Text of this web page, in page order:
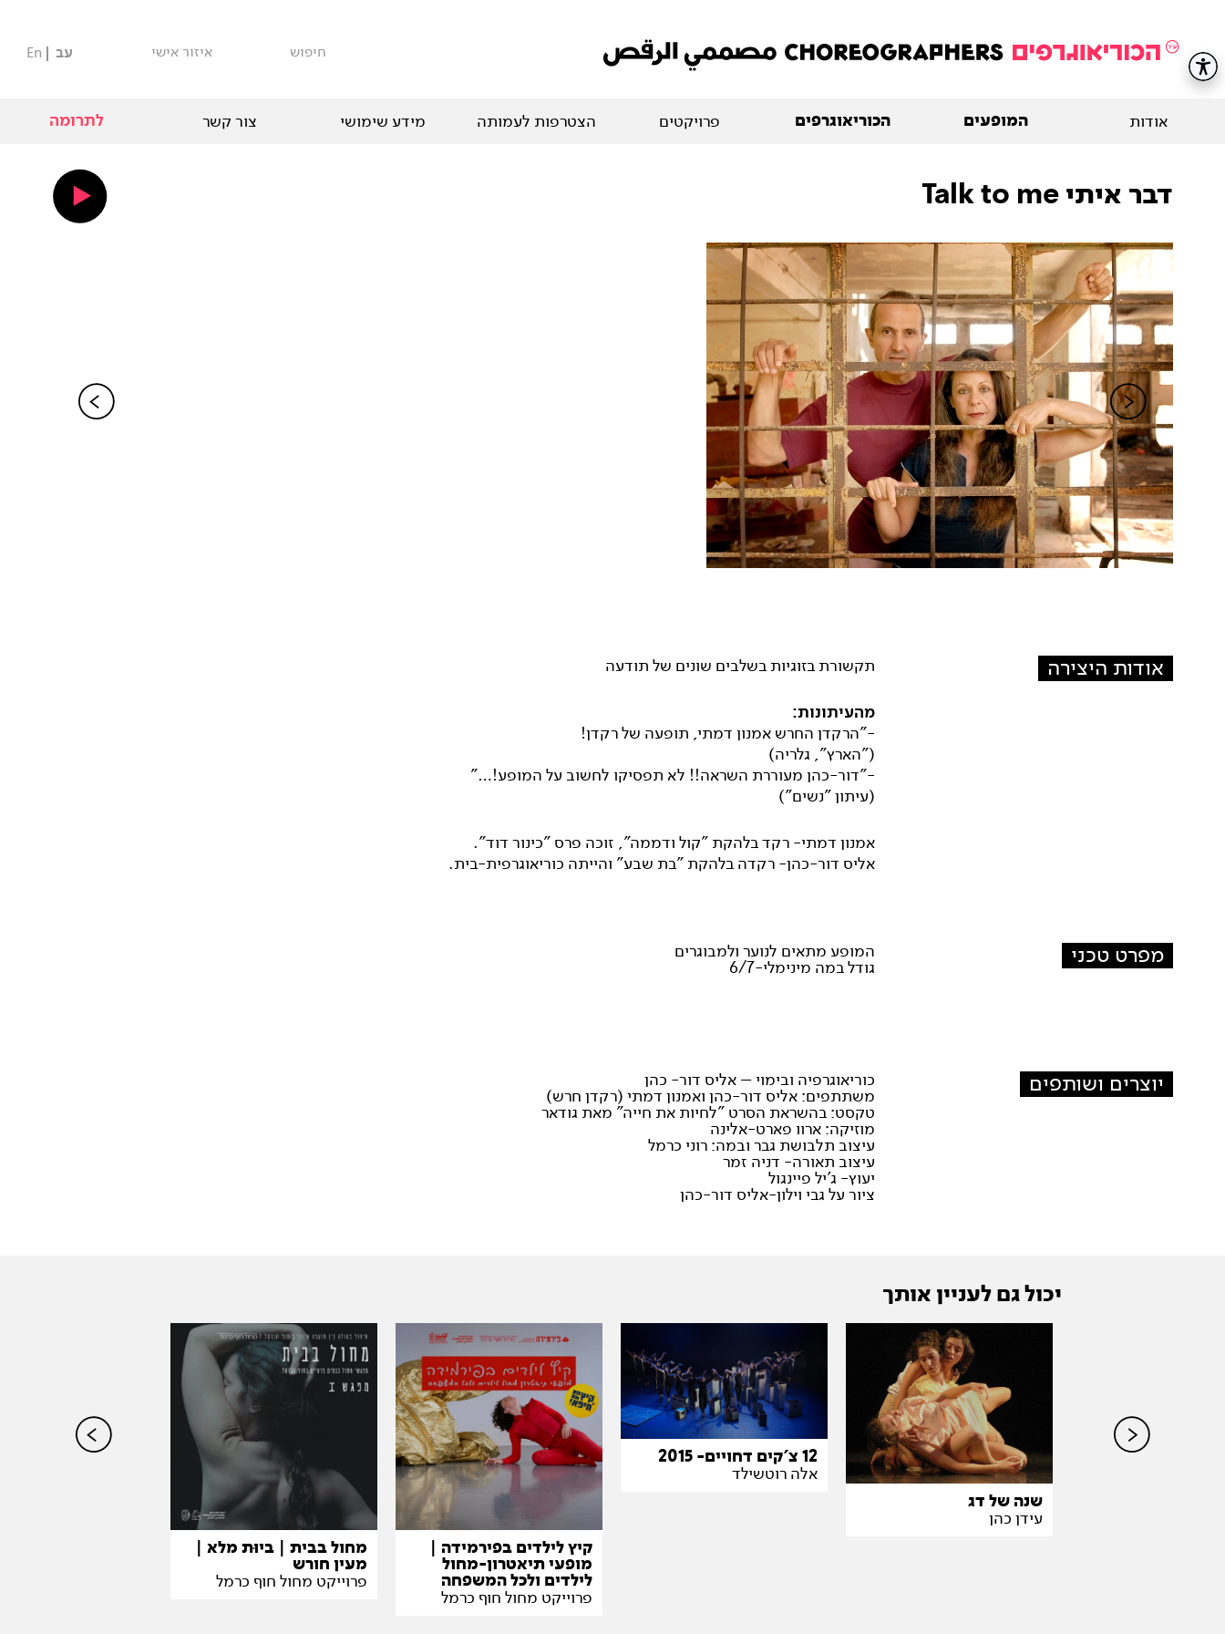
חיפוש איזור אישי עב En
אודות המופעים הכוריאוגרפים פרויקטים הצטרפות לעמותה מידע שימושי צור קשר לתרומה
דבר איתי Talk to me
אודות היצירה תקשורת בזוגיות בשלבים שונים של תודעה
מהעיתונות:
-"הרקדן החרש אמנון דמתי, תופעה של רקדן!
("הארץ", גלריה)
-"דור-כהן מעוררת השראה!! לא תפסיקו לחשוב על המופע!…"
(עיתון "נשים")
אמנון דמתי- רקד בלהקת "קול ודממה", זוכה פרס "כינור דוד".
אליס דור-כהן- רקדה בלהקת "בת שבע" והייתה כוריאוגרפית-בית.
מפרט טכני המופע מתאים לנוער ולמבוגרים
גודל במה מינימלי-6/7
יוצרים ושותפים כוריאוגרפיה ובימוי – אליס דור- כהן
משתתפים: אליס דור-כהן ואמנון דמתי (רקדן חרש)
טקסט: בהשראת הסרט "לחיות את חייה" מאת גודאר
מוזיקה: ארוו פארט-אלינה
עיצוב תלבושת גבר ובמה: רוני כרמל
עיצוב תאורה- דניה זמר
יעוץ- ג'יל פיינגול
ציור על גבי וילון-אליס דור-כהן
יכול גם לעניין אותך
שנה של דג
עידן כהן
12 צ'קים דחויים- 2015
אלה רוטשילד
קיץ לילדים בפירמידה |
מופעי תיאטרון-מחול
לילדים ולכל המשפחה
פרוייקט מחול חוף כרמל
מחול בבית | ביוּת מלא |
מעין חורש
פרוייקט מחול חוף כרמל